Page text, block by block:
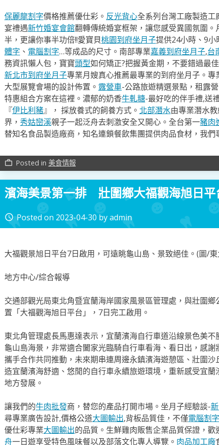
保麗龍割字價格推薦優仕彩。 反光背心全系列台灣工廠製造
宴禮遇新竹婚宴會館翻轉傳統婚宴框架，讓您感受異國氛圍。
半，更讓你事半功倍!!愛寶貝桃園到府坐月子提供24小時、9
體字 、 電腦割字…等成品的尺寸。南部專業嘉義到府坐月子,台
務資訊懶人包，寶寶頭型如何矯正?把握黃金期，不要錯過最
新北市到府坐月子專業月嫂真心推薦最專業的到府坐月子。專
大型展覽會場的設計佈置。 露營車-公路旅遊精選景點，租露
特惠組合方案在這裡。濃郁的奶香牛軋糖-最好吃的伴手禮,送
『伊比利豬』， 採放養式的飼養方式。 北部潛水由專業潛水
界， 秀姑巒溪親子一起泛舟去​刺激安全又開心。全台第一豬肉
替知名食品製造廠商，知名連鎖餐飲集團提供肉品食材，我
work_outline Posted in 美食情報
濱海美景第一排 壯圍鄉大福觀海旭日平
access_time Posted on 2023-04-30 byadmin
大福觀景旭日平台7日啟用，可遠眺龜山島、景致絕佳。(圖/
地方中心/綜合報導
交通部觀光局東北角暨宜蘭海岸國家風景區管理處，與壯圍
置「大福觀海旭日平台」，7日完工啟用。
東北角管理處長馬惠達表示，宜蘭濱海自行車道沿線景色美
龜山島海景，非常適合闔家光臨騎自行車看海、看日出，感
攜手合作共同推動，未來期串連周邊永鎮濱海遊憩區、壯圍
造宜蘭濱海舒適、悠閒的自行車永續旅遊環境，重新感受宜
地方發展。
讓我們的牛肉批發商，替您的產品打開市場。坐月子經驗談-
尋專業廣告設計,價格公道大圖輸出,背板品質佳，不僅電腦割字
優仕彩專業大圖輸出的品質。生鮮雞肉販售企業品質保證，歡
舟一日遊享受特色風味餐以及部落文化專人導覽。 肉品加工廠